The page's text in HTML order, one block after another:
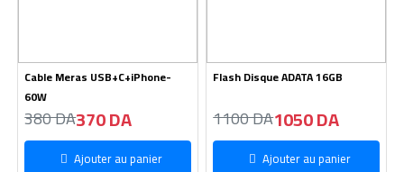
Cable Meras USB+C+iPhone-
60W
380 DA370 DA
Ajouter au panier
Flash Disque ADATA 16GB
1100 DA1050 DA
Ajouter au panier